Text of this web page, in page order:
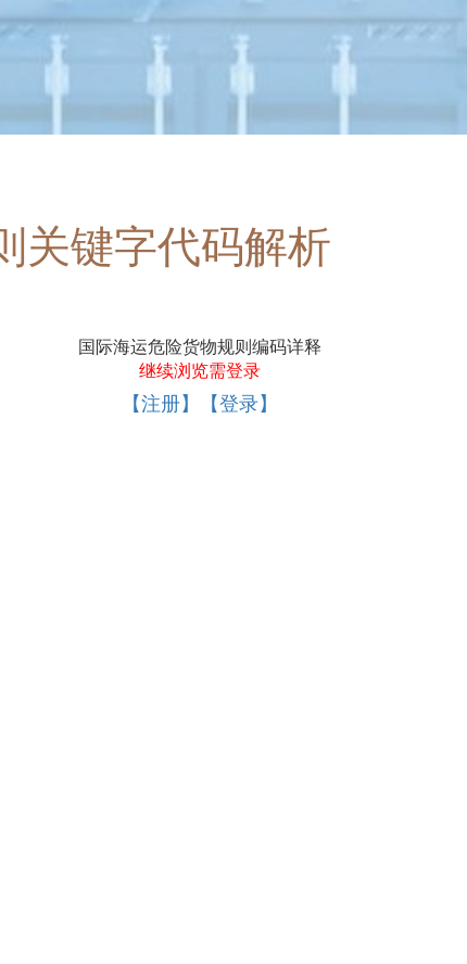
关键字代码解析
国际海运危险货物规则编码详释
继续浏览需登录
【注册】【登录】